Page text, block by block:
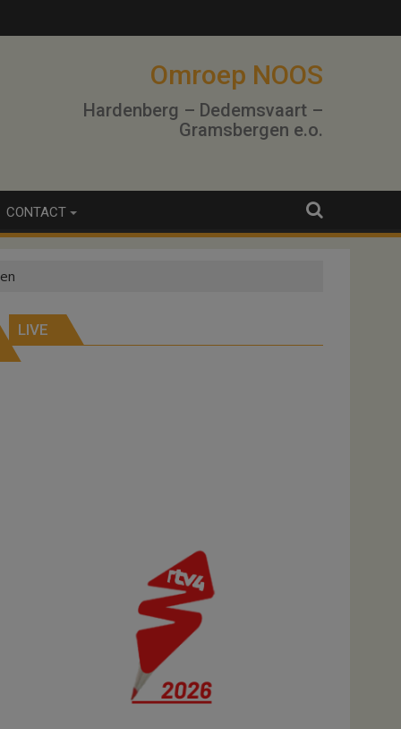
Omroep NOOS
Hardenberg – Dedemsvaart –
Gramsbergen e.o.
CONTACT
LIVE